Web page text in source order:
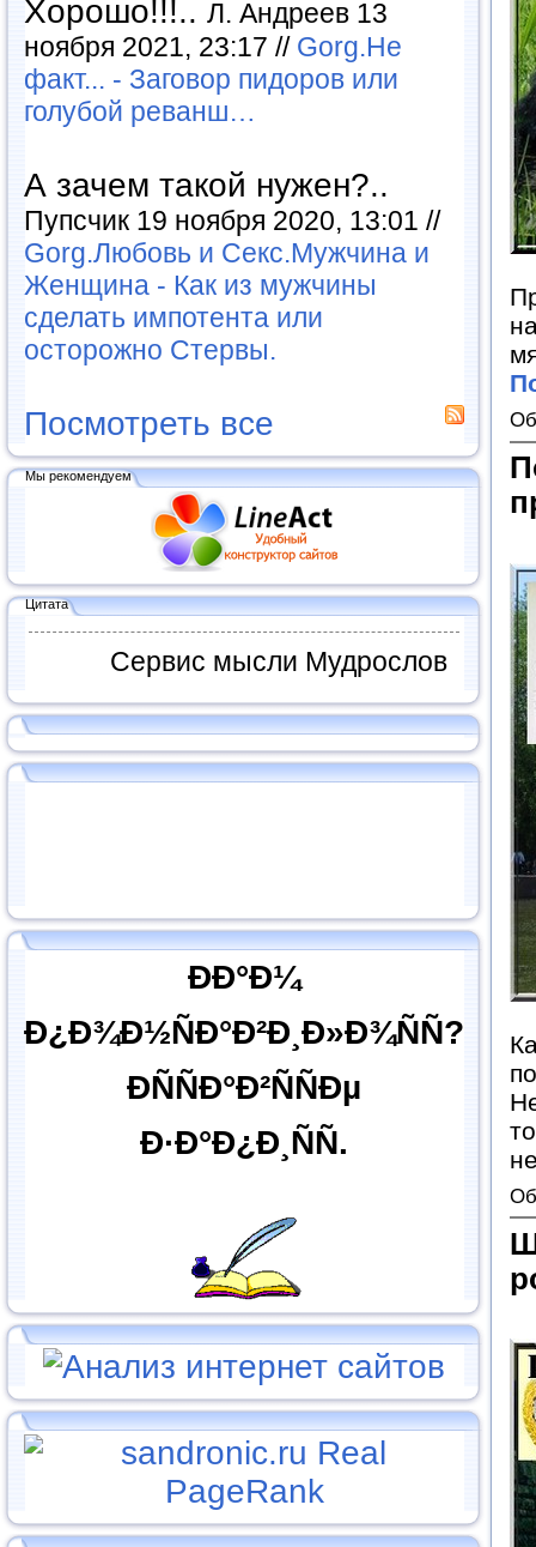
Хорошо!!!.. Л. Андреев 13
ноября 2021, 23:17 // Gorg.Не
факт... - Заговор пидоров или
голубой реванш…
А зачем такой нужен?..
Пупсчик 19 ноября 2020, 13:01 //
Gorg.Любовь и Секс.Мужчина и
Женщина - Как из мужчины
сделать импотента или
осторожно Стервы.
Посмотреть все
Мы рекомендуем
Цитата
Сервис мысли Мудрослов
ÐÐ°Ð¼
Ð¿Ð¾Ð½ÑÐ°Ð²Ð¸Ð»Ð¾ÑÑ?
ÐÑÑÐ°Ð²ÑÑÐµ
Ð·Ð°Ð¿Ð¸ÑÑ.